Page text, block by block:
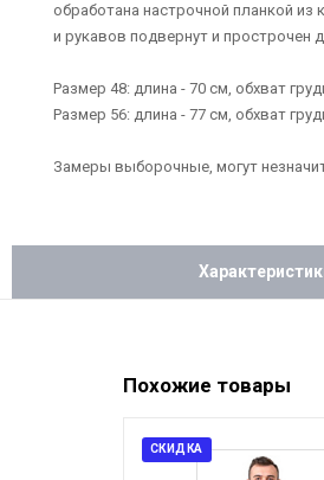
обработана настрочной планкой из
и рукавов подвернут и прострочен
Размер 48: длина - 70 см, обхват
Размер 56: длина - 77 см, обхват
Замеры выборочные, могут
Похожие товары
СКИДКА